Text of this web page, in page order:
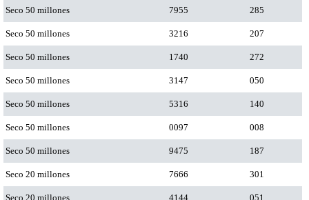
Seco 50 millones 7955 285
Seco 50 millones 3216 207
Seco 50 millones 1740 272
Seco 50 millones 3147 050
Seco 50 millones 5316 140
Seco 50 millones 0097 008
Seco 50 millones 9475 187
Seco 20 millones 7666 301
Seco 20 millones 4144 051